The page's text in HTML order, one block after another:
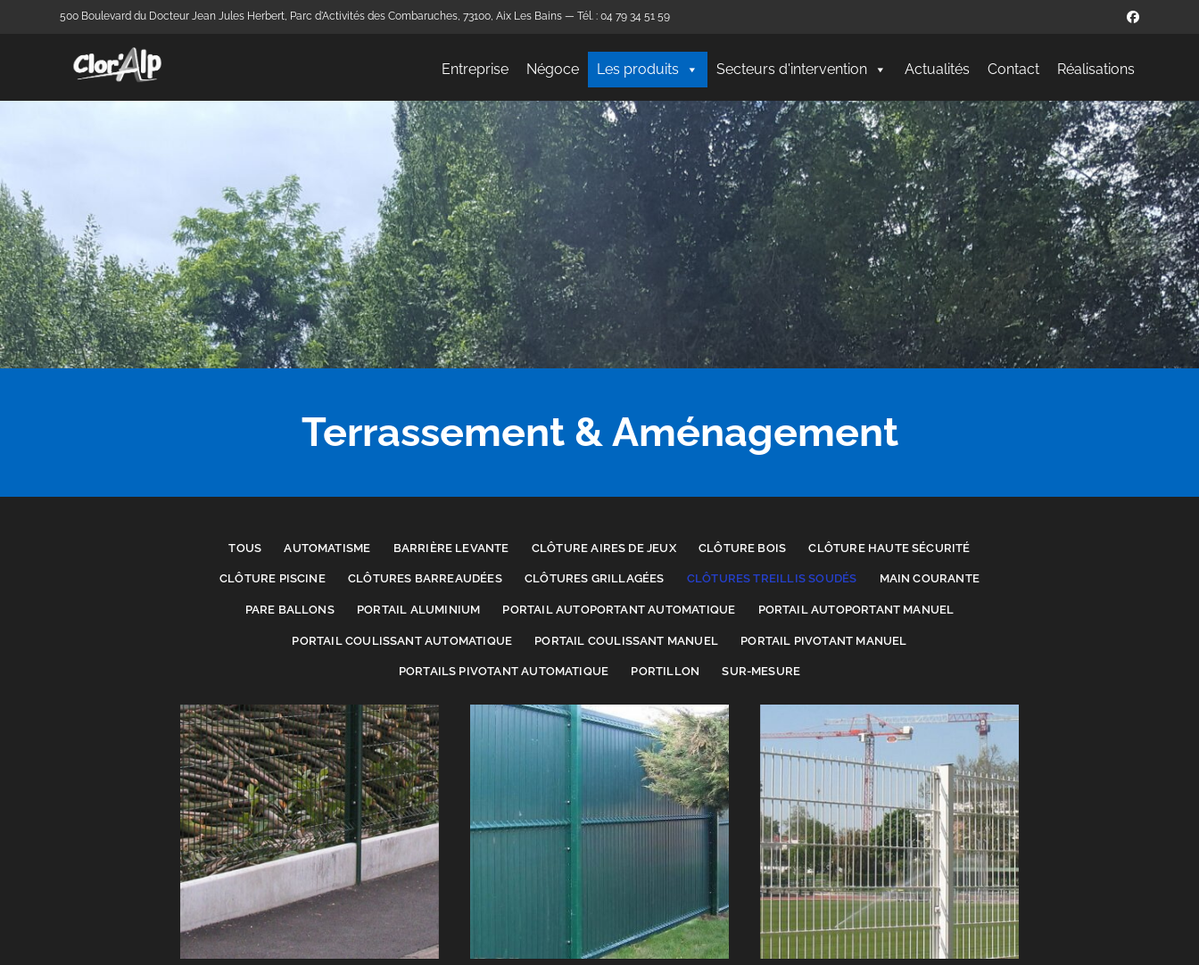
500 Boulevard du Docteur Jean Jules Herbert, Parc d'Activités des Combaruches, 73100, Aix Les Bains — Tél. : 04 79 34 51 59
Entreprise Négoce Les produits Secteurs d'intervention Actualités Contact Réalisations
Terrassement & Aménagement
TOUS AUTOMATISME BARRIÈRE LEVANTE CLÔTURE AIRES DE JEUX CLÔTURE BOIS CLÔTURE HAUTE SÉCURITÉ
CLÔTURE PISCINE CLÔTURES BARREAUDÉES CLÔTURES GRILLAGÉES CLÔTURES TREILLIS SOUDÉS MAIN COURANTE
PARE BALLONS PORTAIL ALUMINIUM PORTAIL AUTOPORTANT AUTOMATIQUE PORTAIL AUTOPORTANT MANUEL
PORTAIL COULISSANT AUTOMATIQUE PORTAIL COULISSANT MANUEL PORTAIL PIVOTANT MANUEL
PORTAILS PIVOTANT AUTOMATIQUE PORTILLON SUR-MESURE